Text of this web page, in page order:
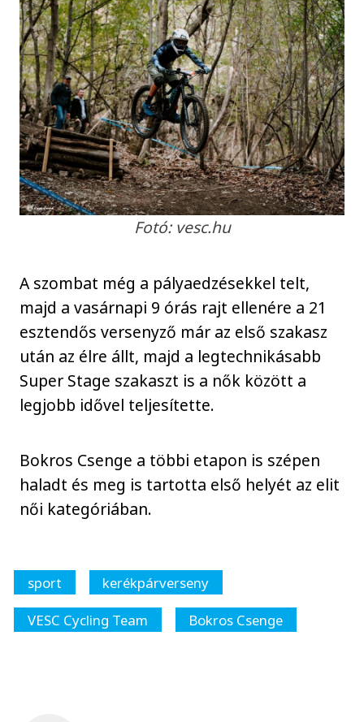
Fotó: vesc.hu
A szombat még a pályaedzésekkel telt,
majd a vasárnapi 9 órás rajt ellenére a 21
esztendős versenyző már az első szakasz
után az élre állt, majd a legtechnikásabb
Super Stage szakaszt is a nők között a
legjobb idővel teljesítette.
Bokros Csenge a többi etapon is szépen
haladt és meg is tartotta első helyét az elit
női kategóriában.
sport
kerékpárverseny
VESC Cycling Team
Bokros Csenge